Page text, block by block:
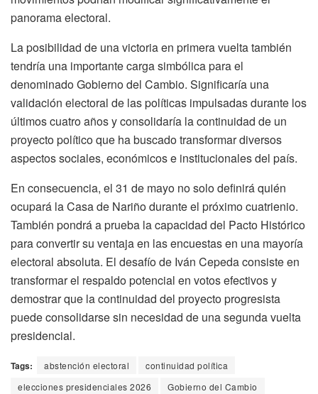
panorama electoral.
La posibilidad de una victoria en primera vuelta también
tendría una importante carga simbólica para el
denominado Gobierno del Cambio. Significaría una
validación electoral de las políticas impulsadas durante los
últimos cuatro años y consolidaría la continuidad de un
proyecto político que ha buscado transformar diversos
aspectos sociales, económicos e institucionales del país.
En consecuencia, el 31 de mayo no solo definirá quién
ocupará la Casa de Nariño durante el próximo cuatrienio.
También pondrá a prueba la capacidad del Pacto Histórico
para convertir su ventaja en las encuestas en una mayoría
electoral absoluta. El desafío de Iván Cepeda consiste en
transformar el respaldo potencial en votos efectivos y
demostrar que la continuidad del proyecto progresista
puede consolidarse sin necesidad de una segunda vuelta
presidencial.
Tags: abstención electoral
continuidad política
elecciones presidenciales 2026
Gobierno del Cambio